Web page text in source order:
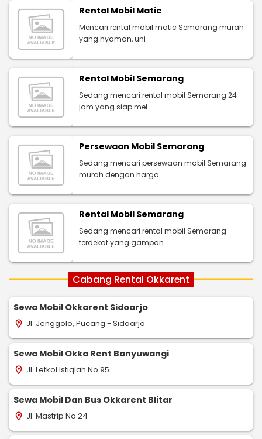
Rental Mobil Matic
Mencari rental mobil matic Semarang murah
yang nyaman, uni
Rental Mobil Semarang
Sedang mencari rental mobil Semarang 24
jam yang siap mel
Persewaan Mobil Semarang
Sedang mencari persewaan mobil Semarang
murah dengan harga
Rental Mobil Semarang
Sedang mencari rental mobil Semarang
terdekat yang gampan
Cabang Rental Okkarent
Sewa Mobil Okkarent Sidoarjo
location_on Jl. Jenggolo, Pucang - Sidoarjo
Sewa Mobil Okka Rent Banyuwangi
location_on Jl. Letkol Istiqlah No.95
Sewa Mobil Dan Bus Okkarent Blitar
location_on Jl. Mastrip No.24